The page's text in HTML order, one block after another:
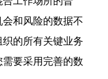
和风险的数据不
的所有关键业务
要采用完善的数